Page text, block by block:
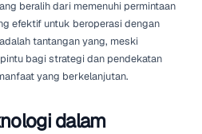
adalah fenomena global. Bisnis
ketika jumlah tenaga kerja
ini didorong oleh beberapa
dalam preferensi
peran penting, mereka